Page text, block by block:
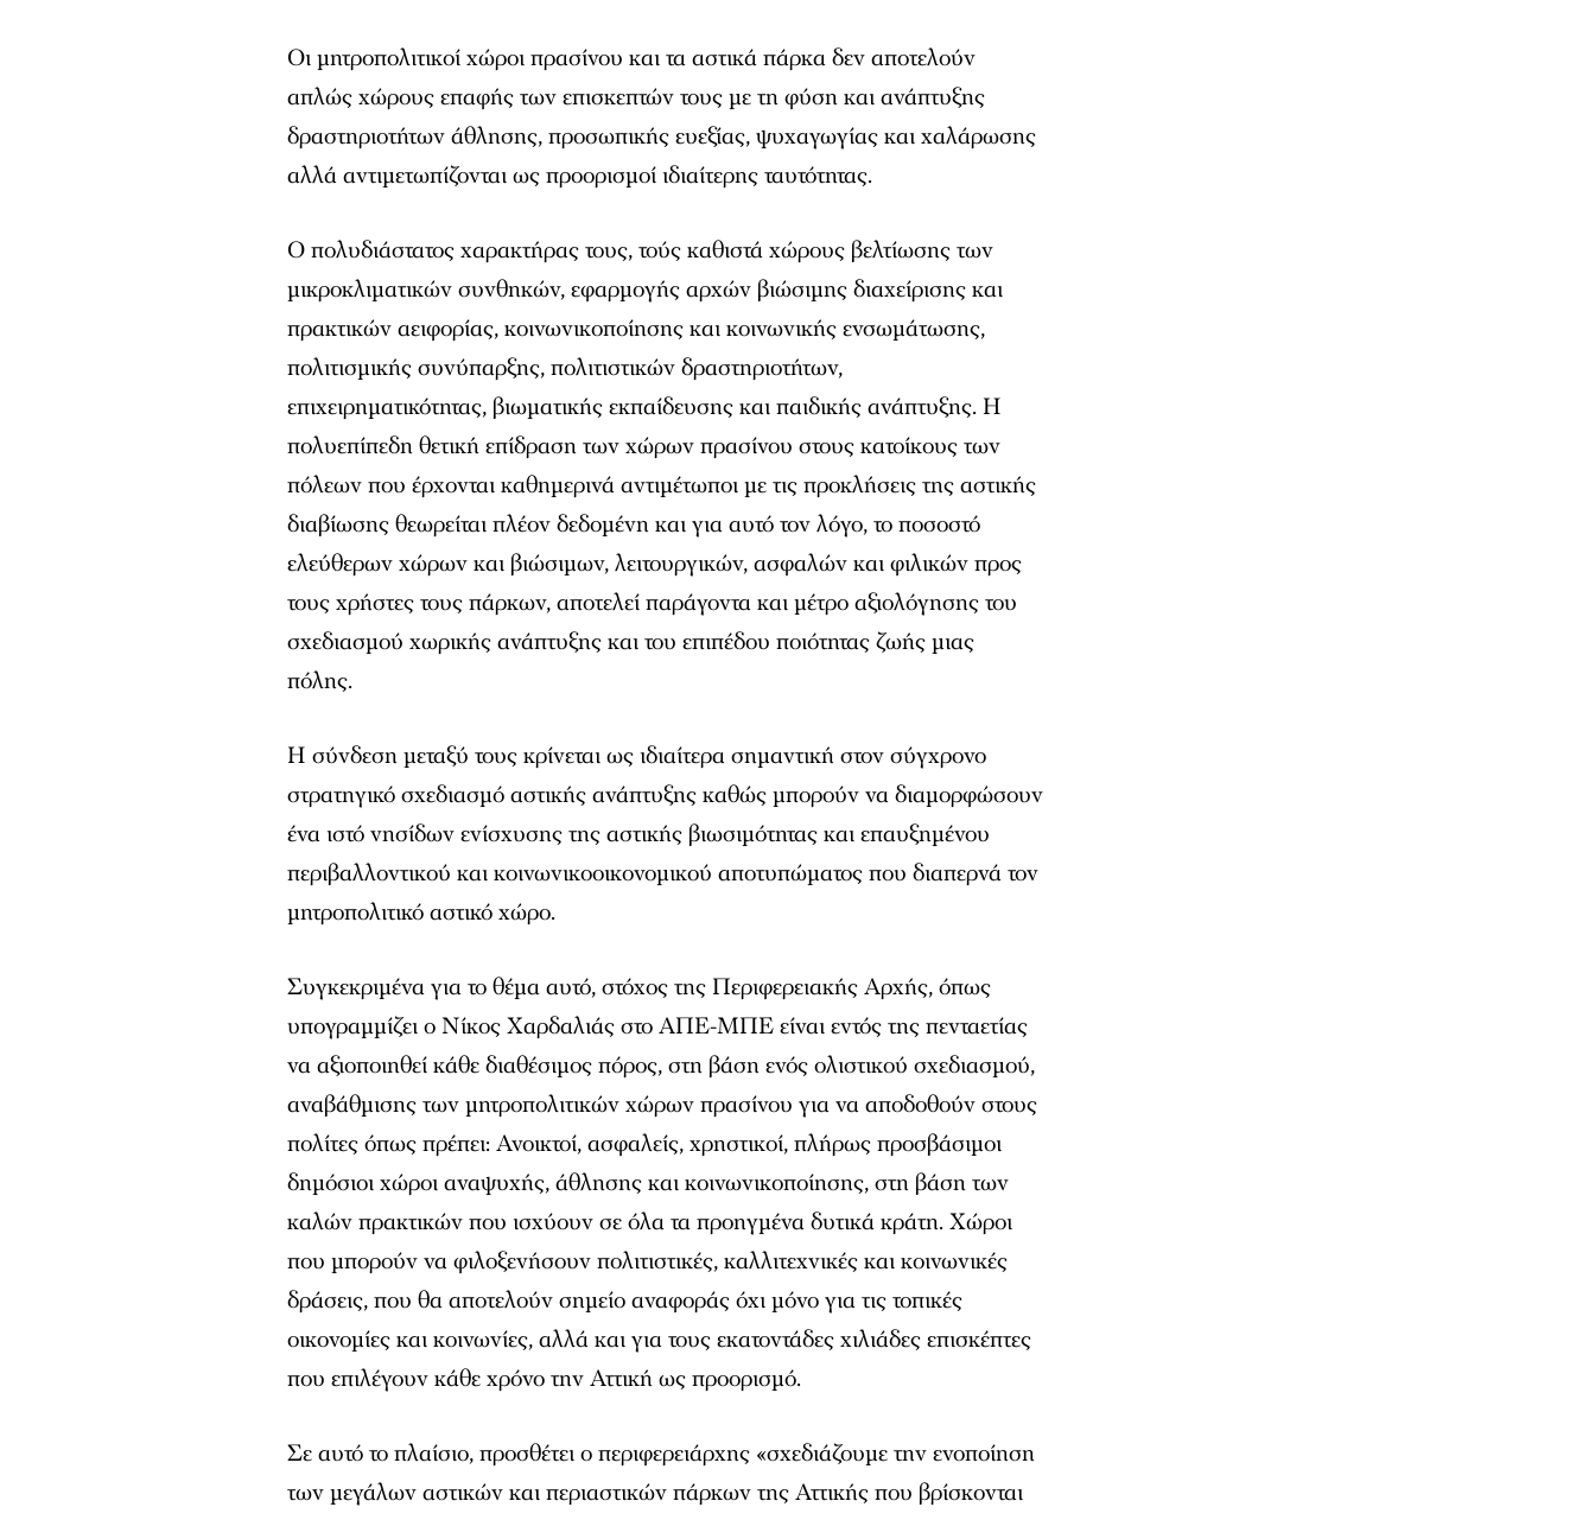
Οι μητροπολιτικοί χώροι πρασίνου και τα αστικά πάρκα δεν αποτελούν
απλώς χώρους επαφής των επισκεπτών τους με τη φύση και ανάπτυξης
δραστηριοτήτων άθλησης, προσωπικής ευεξίας, ψυχαγωγίας και χαλάρωσης
αλλά αντιμετωπίζονται ως προορισμοί ιδιαίτερης ταυτότητας.
Ο πολυδιάστατος χαρακτήρας τους, τούς καθιστά χώρους βελτίωσης των
μικροκλιματικών συνθηκών, εφαρμογής αρχών βιώσιμης διαχείρισης και
πρακτικών αειφορίας, κοινωνικοποίησης και κοινωνικής ενσωμάτωσης,
πολιτισμικής συνύπαρξης, πολιτιστικών δραστηριοτήτων,
επιχειρηματικότητας, βιωματικής εκπαίδευσης και παιδικής ανάπτυξης. Η
πολυεπίπεδη θετική επίδραση των χώρων πρασίνου στους κατοίκους των
πόλεων που έρχονται καθημερινά αντιμέτωποι με τις προκλήσεις της αστικής
διαβίωσης θεωρείται πλέον δεδομένη και για αυτό τον λόγο, το ποσοστό
ελεύθερων χώρων και βιώσιμων, λειτουργικών, ασφαλών και φιλικών προς
τους χρήστες τους πάρκων, αποτελεί παράγοντα και μέτρο αξιολόγησης του
σχεδιασμού χωρικής ανάπτυξης και του επιπέδου ποιότητας ζωής μιας
πόλης.
Η σύνδεση μεταξύ τους κρίνεται ως ιδιαίτερα σημαντική στον σύγχρονο
στρατηγικό σχεδιασμό αστικής ανάπτυξης καθώς μπορούν να διαμορφώσουν
ένα ιστό νησίδων ενίσχυσης της αστικής βιωσιμότητας και επαυξημένου
περιβαλλοντικού και κοινωνικοοικονομικού αποτυπώματος που διαπερνά τον
μητροπολιτικό αστικό χώρο.
Συγκεκριμένα για το θέμα αυτό, στόχος της Περιφερειακής Αρχής, όπως
υπογραμμίζει ο Νίκος Χαρδαλιάς στο ΑΠΕ-ΜΠΕ είναι εντός της πενταετίας
να αξιοποιηθεί κάθε διαθέσιμος πόρος, στη βάση ενός ολιστικού σχεδιασμού,
αναβάθμισης των μητροπολιτικών χώρων πρασίνου για να αποδοθούν στους
πολίτες όπως πρέπει: Ανοικτοί, ασφαλείς, χρηστικοί, πλήρως προσβάσιμοι
δημόσιοι χώροι αναψυχής, άθλησης και κοινωνικοποίησης, στη βάση των
καλών πρακτικών που ισχύουν σε όλα τα προηγμένα δυτικά κράτη. Χώροι
που μπορούν να φιλοξενήσουν πολιτιστικές, καλλιτεχνικές και κοινωνικές
δράσεις, που θα αποτελούν σημείο αναφοράς όχι μόνο για τις τοπικές
οικονομίες και κοινωνίες, αλλά και για τους εκατοντάδες χιλιάδες επισκέπτες
που επιλέγουν κάθε χρόνο την Αττική ως προορισμό.
Σε αυτό το πλαίσιο, προσθέτει ο περιφερειάρχης «σχεδιάζουμε την ενοποίηση
των μεγάλων αστικών και περιαστικών πάρκων της Αττικής που βρίσκονται